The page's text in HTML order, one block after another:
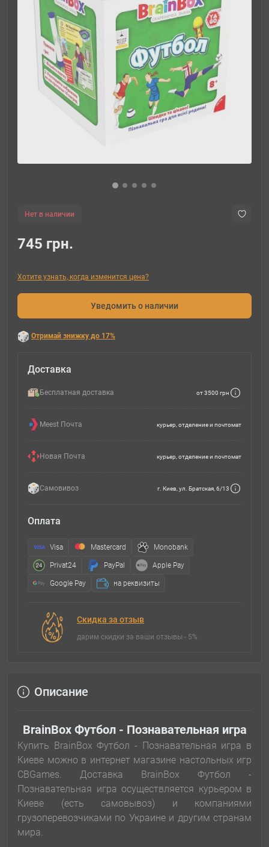
Нет в наличии
745 грн.
Хотите узнать, когда изменится цена?
Уведомить о наличии
Отримай знижку до 17%
Доставка
Бесплатная доставка от 3500 грн
Meest Почта курьер, отделение и почтомат
Новая Почта курьер, отделение и почтомат
Самовивоз г. Киев, ул. Братская, 6/13
Оплата
Visa Mastercard Monobank
Privat24 PayPal Apple Pay
Google Pay на реквизиты
Скидка за отзыв
дарим скидки за ваши отзывы - 5%
Описание
BrainBox Футбол - Познавательная игра
Купить BrainBox Футбол - Познавательная игра в
Киеве можно в интернет магазине настольных игр
CBGames. Доставка BrainBox Футбол -
Познавательная игра осуществляется курьером в
Киеве (есть самовывоз) и компаниями
грузоперевозчиками по Украине и другим странам
мира.